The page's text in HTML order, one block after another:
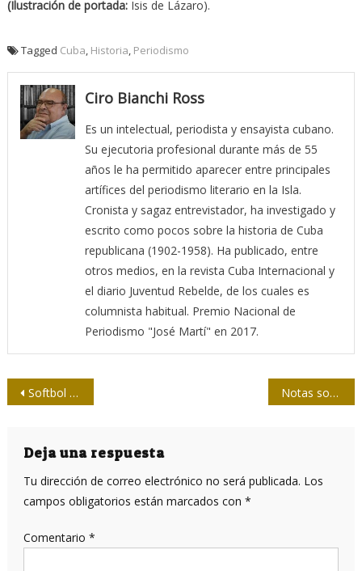
(Ilustración de portada:Isis de Lázaro).
Tagged Cuba Historia Periodismo
Ciro Bianchi Ross
Es un intelectual, periodista y ensayista cubano.
Su ejecutoria profesional durante más de 55
años le ha permitido aparecer entre principales
artífices del periodismo literario en la Isla.
Cronista y sagaz entrevistador, ha investigado y
escrito como pocos sobre la historia de Cuba
republicana (1902-1958). Ha publicado, entre
otros medios, en la revista Cuba Internacional y
el diario Juventud Rebelde, de los cuales es
columnista habitual. Premio Nacional de
Periodismo "José Martí" en 2017.
Navegación
entradas
Softbol de la prensa en La Habana: ¡ICRT y Prensa Latina otra vez en la final! Notas sobre el impacto económico del conflicto entre Rusia y Ucrania (I)
Deja una respuesta
Tu dirección de correo electrónico no será publicada. Los
campos obligatorios están marcados con *
Comentario *